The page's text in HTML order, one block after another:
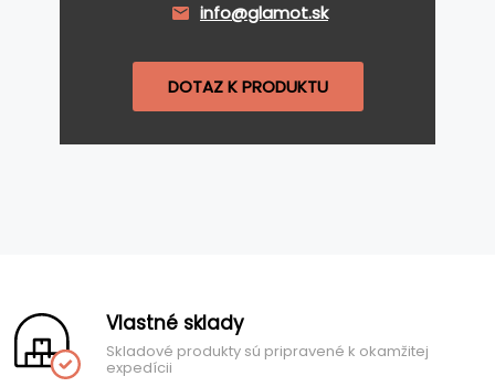
info@glamot.sk
DOTAZ K PRODUKTU
Vlastné sklady
Skladové produkty sú pripravené k okamžitej
expedícii